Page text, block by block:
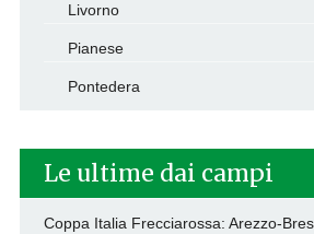
Livorno
Pianese
Pontedera
Le ultime dai campi
Coppa Italia Frecciarossa: Arezzo-